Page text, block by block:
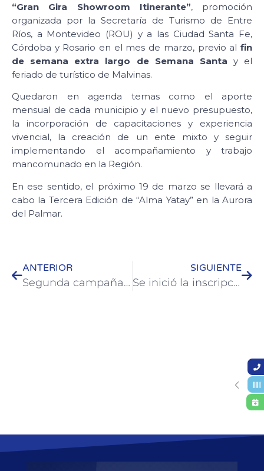
“Gran Gira Showroom Itinerante”, promoción
organizada por la Secretaría de Turismo de Entre
Ríos, a Montevideo (ROU) y a las Ciudad Santa Fe,
Córdoba y Rosario en el mes de marzo, previo al fin
de semana extra largo de Semana Santa y el
feriado de turístico de Malvinas.
Quedaron en agenda temas como el aporte
mensual de cada municipio y el nuevo presupuesto,
la incorporación de capacitaciones y experiencia
vivencial, la creación de un ente mixto y seguir
implementando el acompañamiento y trabajo
mancomunado en la Región.
En ese sentido, el próximo 19 de marzo se llevará a
cabo la Tercera Edición de “Alma Yatay” en la Aurora
del Palmar.
ANTERIOR
Segunda campaña solidaria para colaborar con la Fundación Garraham
SIGUIENTE
Se inició la inscripción para que vecinos de San Francisco puedan terminar la escuela primaria